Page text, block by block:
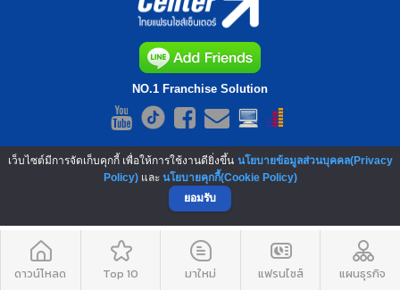
NO.1 Franchise Solution
เว็บไซต์มีการจัดเก็บคุกกี้ เพื่อให้การใช้งานดียิ่งขึ้น นโยบายข้อมูลส่วนบุคคล(Privacy
Policy)และ นโยบายคุกกี้(Cookie Policy)
ยอมรับ
ดาวน์โหลด Top 10 มาใหม่ แฟรนไชส์ แผนธุรกิจ